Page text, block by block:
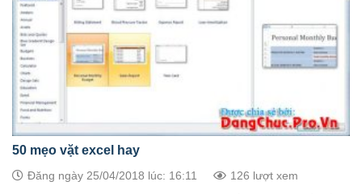
50 mẹo vặt excel hay
Đăng ngày 25/04/2018 lúc: 16:11 126 lượt xem